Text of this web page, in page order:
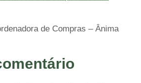
de Compras – Ânima